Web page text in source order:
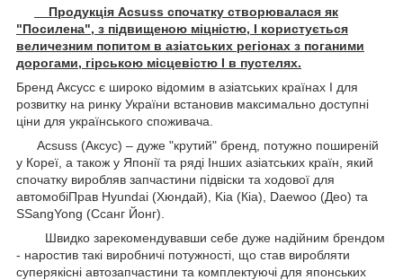
Продукція Acsuss спочатку створювалася як
"Посилена", з підвищеною міцністю, І користується
величезним попитом в азіатських регіонах з поганими
дорогами, гірською місцевістю І в пустелях.
Бренд Аксусс є широко відомим в азіатських країнах І для
розвитку на ринку України встановив максимально доступні
ціни для українського споживача.
Acsuss (Аксус) – дуже "крутий" бренд, потужно поширеній
у Кореї, а також у Японії та ряді Інших азіатських країн, який
спочатку виробляв запчастини підвіски та ходової для
автомобіПрав Hyundai (Хюндай), Kia (Кіа), Daewoo (Део) та
SSangYong (Ссанг Йонг).
Швидко зарекомендувавши себе дуже надійним брендом
- наростив такі виробничі потужності, що став виробляти
суперякісні автозапчастини та комплектуючі для японських